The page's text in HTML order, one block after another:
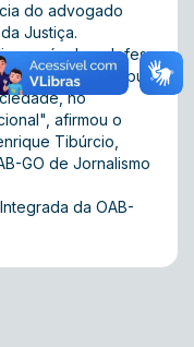
do advogado
Justiça.
na defesa
função de contribuir
no
afirmou o
Tibúrcio,
GO de Jornalismo
da OAB-